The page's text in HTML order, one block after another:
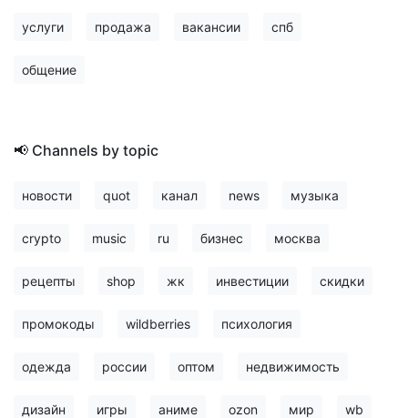
услуги продажа вакансии спб
общение
📢 Channels by topic
новости quot канал news музыка
crypto music ru бизнес москва
рецепты shop жк инвестиции скидки
промокоды wildberries психология
одежда россии оптом недвижимость
дизайн игры аниме ozon мир wb